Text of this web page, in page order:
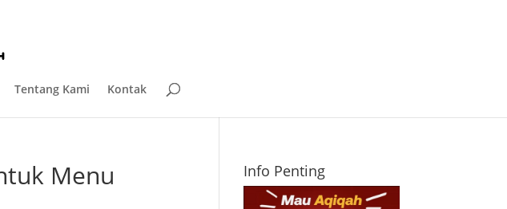
Tentang Kami Kontak
Menu Info Penting